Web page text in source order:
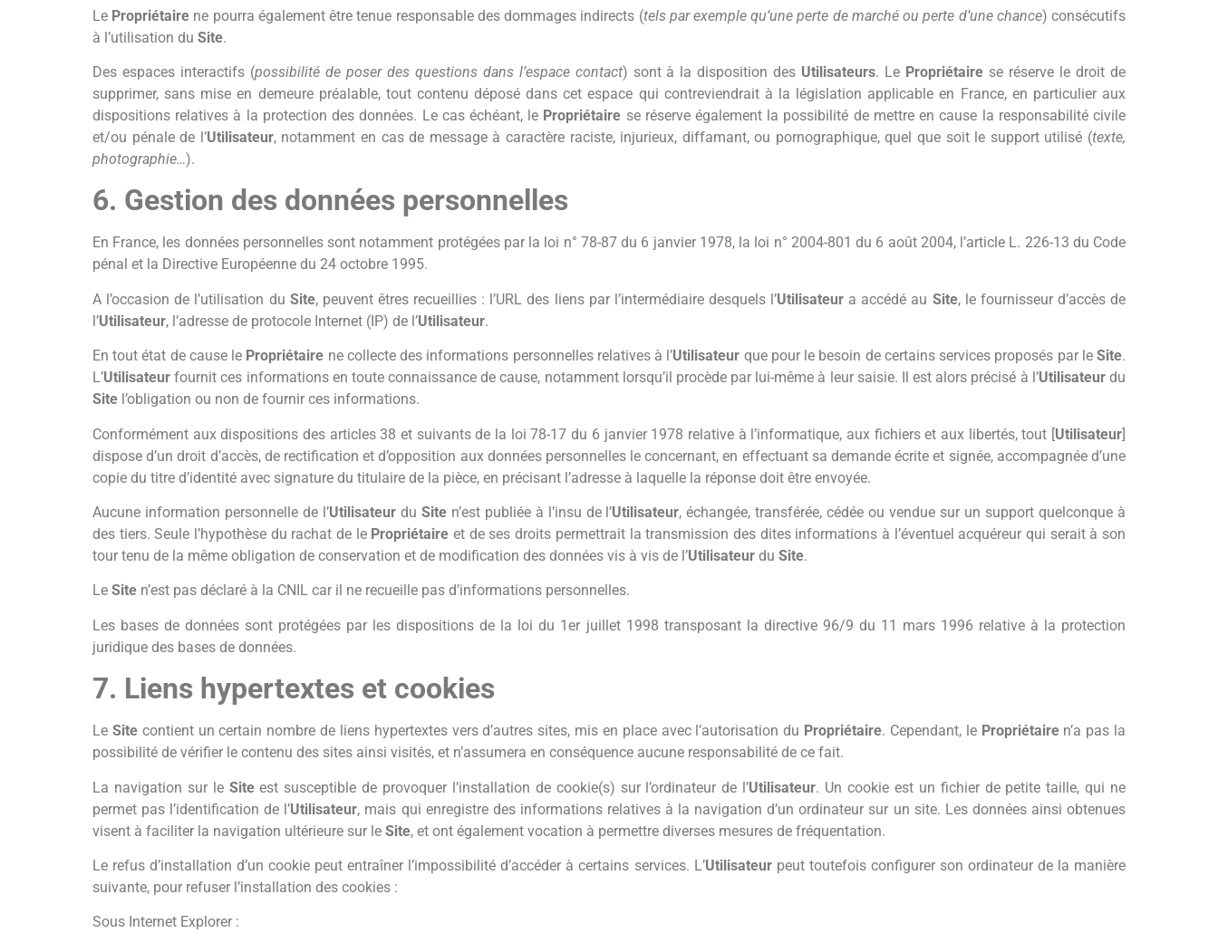
Le Propriétaire ne pourra également être tenue responsable des dommages indirects (tels par exemple qu’une perte de marché ou perte d’une chance) consécutifs
à l’utilisation du Site.
Des espaces interactifs (possibilité de poser des questions dans l’espace contact) sont à la disposition des Utilisateurs. Le Propriétaire se réserve le droit de
supprimer, sans mise en demeure préalable, tout contenu déposé dans cet espace qui contreviendrait à la législation applicable en France, en particulier aux
dispositions relatives à la protection des données. Le cas échéant, le Propriétaire se réserve également la possibilité de mettre en cause la responsabilité civile
et/ou pénale de l’Utilisateur, notamment en cas de message à caractère raciste, injurieux, diffamant, ou pornographique, quel que soit le support utilisé (texte,
photographie…).
6. Gestion des données personnelles
En France, les données personnelles sont notamment protégées par la loi n° 78-87 du 6 janvier 1978, la loi n° 2004-801 du 6 août 2004, l’article L. 226-13 du Code
pénal et la Directive Européenne du 24 octobre 1995.
A l’occasion de l’utilisation du Site, peuvent êtres recueillies : l’URL des liens par l’intermédiaire desquels l’Utilisateur a accédé au Site, le fournisseur d’accès de
l’Utilisateur, l’adresse de protocole Internet (IP) de l’Utilisateur.
En tout état de cause le Propriétaire ne collecte des informations personnelles relatives à l’Utilisateur que pour le besoin de certains services proposés par leSite.
L’Utilisateur fournit ces informations en toute connaissance de cause, notamment lorsqu’il procède par lui-même à leur saisie. Il est alors précisé à l’Utilisateurdu
Site l’obligation ou non de fournir ces informations.
Conformément aux dispositions des articles 38 et suivants de la loi 78-17 du 6 janvier 1978 relative à l’informatique, aux fichiers et aux libertés, tout [Utilisateur]
dispose d’un droit d’accès, de rectification et d’opposition aux données personnelles le concernant, en effectuant sa demande écrite et signée, accompagnée d’une
copie du titre d’identité avec signature du titulaire de la pièce, en précisant l’adresse à laquelle la réponse doit être envoyée.
Aucune information personnelle de l’Utilisateurdu Siten’est publiée à l’insu de l’Utilisateur, échangée, transférée, cédée ou vendue sur un support quelconque à
des tiers. Seule l’hypothèse du rachat de le Propriétaire et de ses droits permettrait la transmission des dites informations à l’éventuel acquéreur qui serait à son
tour tenu de la même obligation de conservation et de modification des données vis à vis de l’Utilisateur du Site.
Le Site n’est pas déclaré à la CNIL car il ne recueille pas d’informations personnelles.
Les bases de données sont protégées par les dispositions de la loi du 1er juillet 1998 transposant la directive 96/9 du 11 mars 1996 relative à la protection
juridique des bases de données.
7. Liens hypertextes et cookies
Le Sitecontient un certain nombre de liens hypertextes vers d’autres sites, mis en place avec l’autorisation du Propriétaire. Cependant, le Propriétairen’a pas la
possibilité de vérifier le contenu des sites ainsi visités, et n’assumera en conséquence aucune responsabilité de ce fait.
La navigation sur le Siteest susceptible de provoquer l’installation de cookie(s) sur l’ordinateur de l’Utilisateur. Un cookie est un fichier de petite taille, qui ne
permet pas l’identification de l’Utilisateur, mais qui enregistre des informations relatives à la navigation d’un ordinateur sur un site. Les données ainsi obtenues
visent à faciliter la navigation ultérieure sur le Site, et ont également vocation à permettre diverses mesures de fréquentation.
Le refus d’installation d’un cookie peut entraîner l’impossibilité d’accéder à certains services. L’Utilisateurpeut toutefois configurer son ordinateur de la manière
suivante, pour refuser l’installation des cookies :
Sous Internet Explorer :